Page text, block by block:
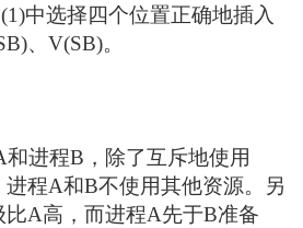
中选择四个位置正确地插入
、V(SB)。
进程B，除了互斥地使用
进程A和B不使用其他资源。另
A高，而进程A先于B准备